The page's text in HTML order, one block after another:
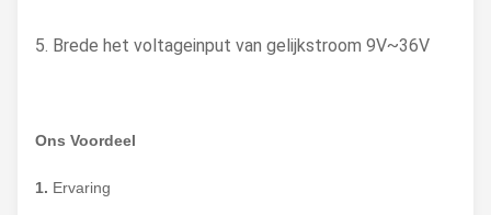
5. Brede het voltageinput van gelijkstroom 9V~36V
Ons Voordeel
1. Ervaring